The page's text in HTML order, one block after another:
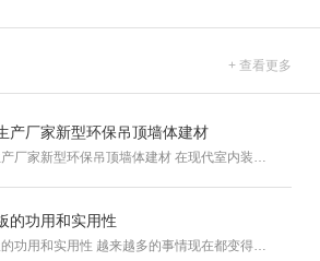
+ 查看更多
产厂家新型环保吊顶墙体建材
硅钙板生产厂家新型环保吊顶墙体建材 在现代室内装饰、工装装修、
的功用和实用性
玻璃棉板的功用和实用性 越来越多的事情现在都变得比之前容易处理